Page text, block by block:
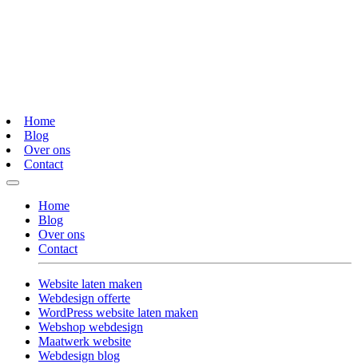
Home
Blog
Over ons
Contact
Home
Blog
Over ons
Contact
Website laten maken
Webdesign offerte
WordPress website laten maken
Webshop webdesign
Maatwerk website
Webdesign blog